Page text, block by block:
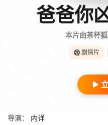
爸爸你
本片由茶杯
剧情片
导演：
内详